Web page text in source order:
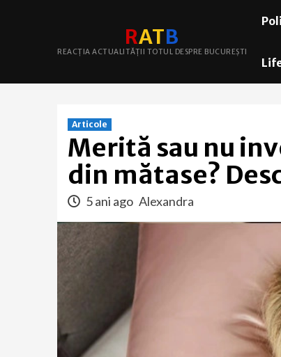
RATB
REACȚIA ACTUALITĂȚII TOTUL DESPRE BUCUREȘTI
Articole
Merită sau nu
din mătase?
5 ani ago Alexandra